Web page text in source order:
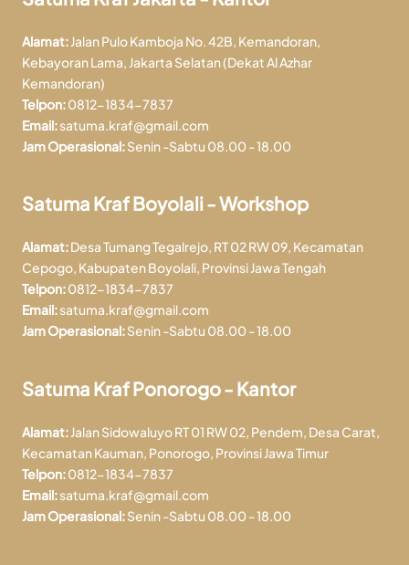
Alamat:Jalan Pulo Kamboja No. 42B, Kemandoran,
Kebayoran Lama, Jakarta Selatan (Dekat Al Azhar
Kemandoran)
Telpon:0812-1834-7837
Email:satuma.kraf@gmail.com
Jam Operasional:Senin -Sabtu 08.00 - 18.00
Satuma Kraf Boyolali - Workshop
Alamat:Desa Tumang Tegalrejo, RT 02 RW 09, Kecamatan
Cepogo, Kabupaten Boyolali, Provinsi Jawa Tengah
Telpon:0812-1834-7837
Email:satuma.kraf@gmail.com
Jam Operasional:Senin -Sabtu 08.00 - 18.00
Satuma Kraf Ponorogo - Kantor
Alamat:Jalan Sidowaluyo RT 01 RW 02, Pendem, Desa Carat,
Kecamatan Kauman, Ponorogo, Provinsi Jawa Timur
Telpon:0812-1834-7837
Email:satuma.kraf@gmail.com
Jam Operasional:Senin -Sabtu 08.00 - 18.00